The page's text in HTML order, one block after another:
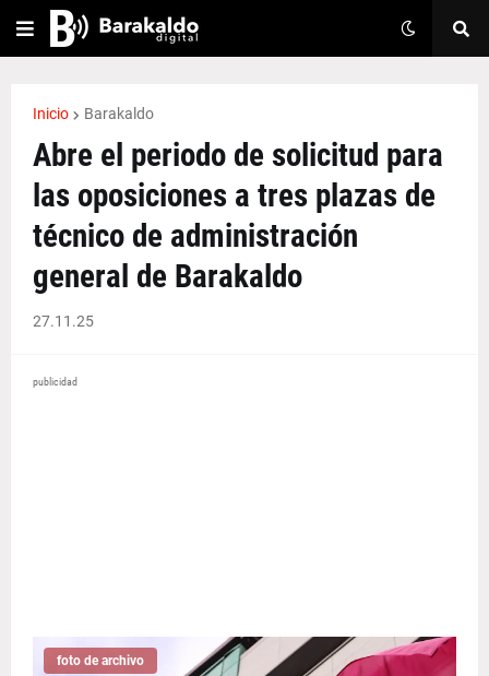
Inicio Barakaldo
Abre el periodo de solicitud para
las oposiciones a tres plazas de
técnico de administración
general de Barakaldo
27.11.25
publicidad
foto de archivo